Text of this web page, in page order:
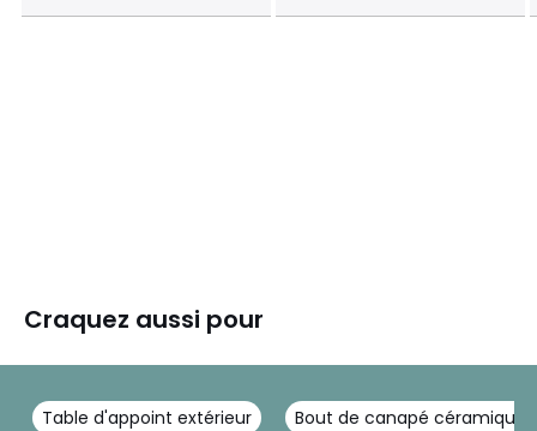
Craquez aussi pour
Table d'appoint extérieur Bout de canapé céramique